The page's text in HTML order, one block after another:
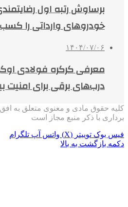
برساوش رتبه اول
خودروهای وارداتی را
۱۴۰۴/۰۷/۰۶
درب‌های برقی برای امنیت
کلیه حقوق مادی و معنوی متعلق به
برداری با ذکر منبع مجاز است
فیس بوک توییتر (X) واتس آپ تلگرام
دکمه بازگشت به بالا